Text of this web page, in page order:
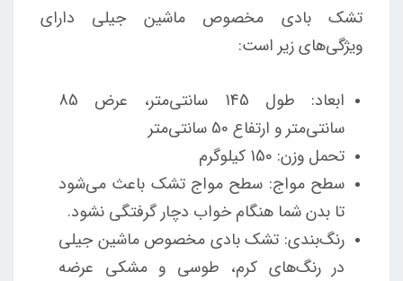
تشک بادی مخصوص ماشین جیلی دارای
ویژگی‌های زیر است:
ابعاد: طول 145 سانتی‌متر، عرض 85
سانتی‌متر و ارتفاع 50 سانتی‌متر
تحمل وزن: 150 کیلوگرم
سطح مواج: سطح مواج تشک باعث می‌شود
تا بدن شما هنگام خواب دچار گرفتگی نشود.
رنگ‌بندی: تشک بادی مخصوص ماشین جیلی
در رنگ‌های کرم، طوسی و مشکی عرضه